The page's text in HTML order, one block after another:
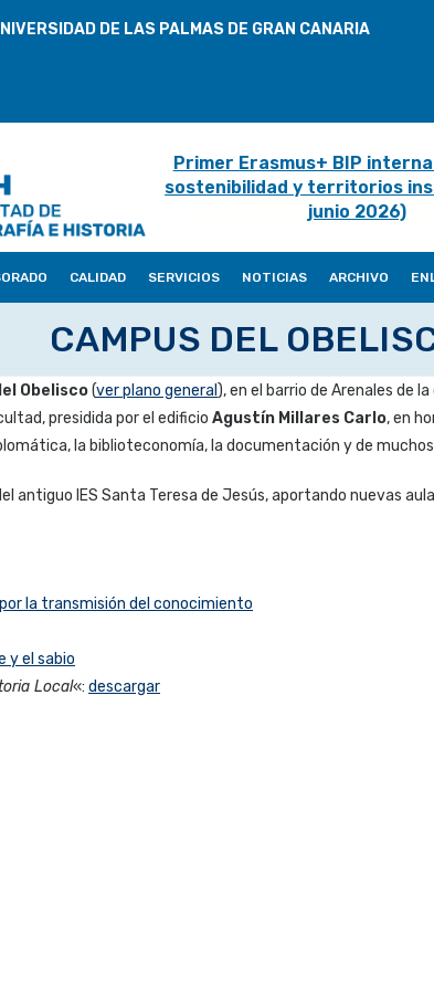
DE LAS PALMAS DE GRAN CANARIA
Primer Erasmus+ BIP
sostenibilidad y territorios
junio 2026)
CALIDAD SERVICIOS NOTICIAS ARCHIVO
CAMPUS DEL
Obelisco(ver plano general), en el barrio de Arenales de
presidida por el edificio Agustín Millares Carlo, en
la biblioteconomía, la documentación y de
antiguo IES Santa Teresa de Jesús, aportando nuevas
la transmisión del conocimiento
y el sabio
Local«: descargar